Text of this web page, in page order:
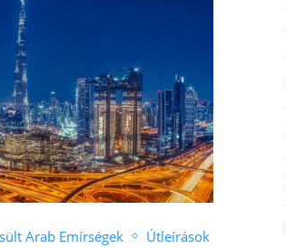
Arab Emírségek Útleírások